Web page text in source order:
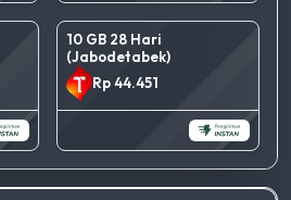
10 GB 28 Hari
(Jabodetabek)
Rp 44.451